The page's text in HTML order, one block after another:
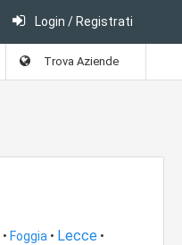
Login / Registrati
Trova Aziende
• Foggia • Lecce •